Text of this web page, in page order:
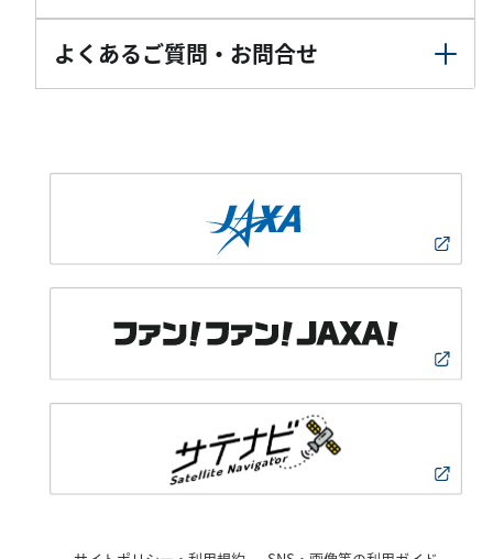
よくあるご質問・お問合せ